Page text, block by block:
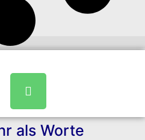
als Worte